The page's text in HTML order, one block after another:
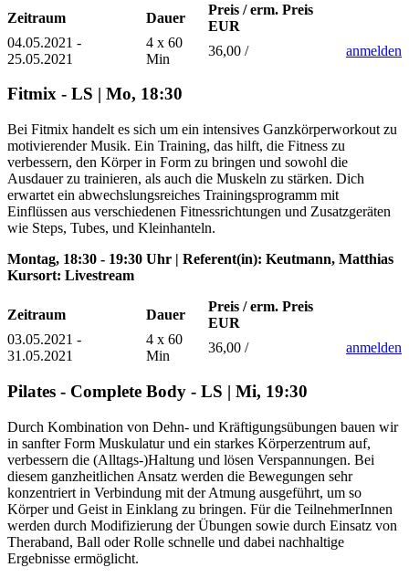
Zeitraum Dauer
Preis / erm. Preis
EUR
04.05.2021 -
25.05.2021
4 x 60
Min
36,00 / anmelden
Fitmix - LS | Mo, 18:30
Bei Fitmix handelt es sich um ein intensives Ganzkörperworkout zu
motivierender Musik. Ein Training, das hilft, die Fitness zu
verbessern, den Körper in Form zu bringen und sowohl die
Ausdauer zu trainieren, als auch die Muskeln zu stärken. Dich
erwartet ein abwechslungsreiches Trainingsprogramm mit
Einflüssen aus verschiedenen Fitnessrichtungen und Zusatzgeräten
wie Steps, Tubes, und Kleinhanteln.
Montag, 18:30 - 19:30 Uhr | Referent(in): Keutmann, Matthias
Kursort: Livestream
Zeitraum Dauer
Preis / erm. Preis
EUR
03.05.2021 -
31.05.2021
4 x 60
Min
36,00 / anmelden
Pilates - Complete Body - LS | Mi, 19:30
Durch Kombination von Dehn- und Kräftigungsübungen bauen wir
in sanfter Form Muskulatur und ein starkes Körperzentrum auf,
verbessern die (Alltags-)Haltung und lösen Verspannungen. Bei
diesem ganzheitlichen Ansatz werden die Bewegungen sehr
konzentriert in Verbindung mit der Atmung ausgeführt, um so
Körper und Geist in Einklang zu bringen. Für die TeilnehmerInnen
werden durch Modifizierung der Übungen sowie durch Einsatz von
Theraband, Ball oder Rolle schnelle und dabei nachhaltige
Ergebnisse ermöglicht.